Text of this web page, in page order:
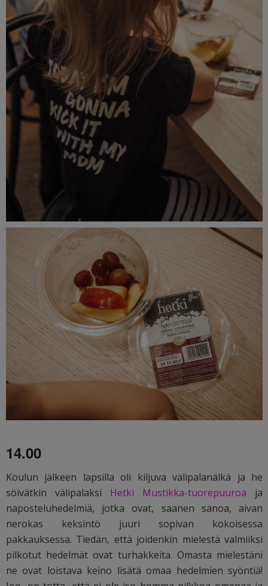
14.00
Koulun jälkeen lapsilla oli kiljuva välipalanälkä ja he
söivätkin välipalaksi Hetki Mustikka-tuorepuuroa ja
naposteluhedelmiä, jotka ovat, saanen sanoa, aivan
nerokas keksintö juuri sopivan kokoisessa
pakkauksessa. Tiedän, että joidenkin mielestä valmiiksi
pilkotut hedelmät ovat turhakkeita. Omasta mielestäni
ne ovat loistava keino lisätä omaa hedelmien syöntiä!